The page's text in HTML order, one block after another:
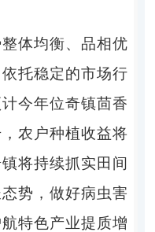
体均衡、品相优
托稳定的市场行
今年位奇镇茴香
农户种植收益将
将持续抓实田间
势，做好病虫害
特色产业提质增